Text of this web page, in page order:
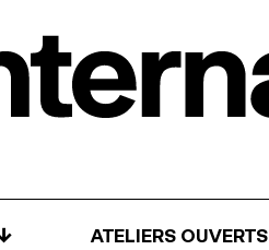
ATELIERS OUVERTS